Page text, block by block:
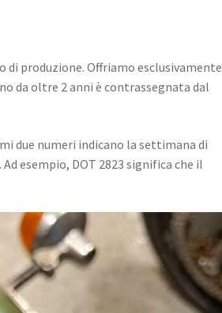
di produzione. Offriamo esclusivamente
da oltre 2 anni è contrassegnata dal
due numeri indicano la settimana di
esempio, DOT 2823 significa che il